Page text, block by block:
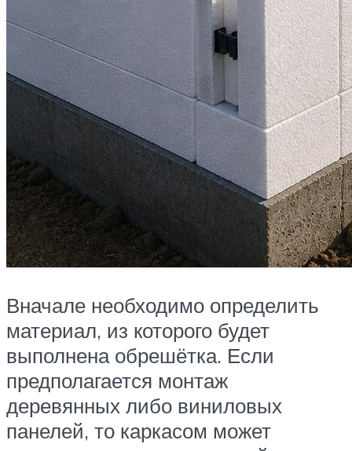
Вначале необходимо определить
материал, из которого будет
выполнена обрешётка. Если
предполагается монтаж
деревянных либо виниловых
панелей, то каркасом может